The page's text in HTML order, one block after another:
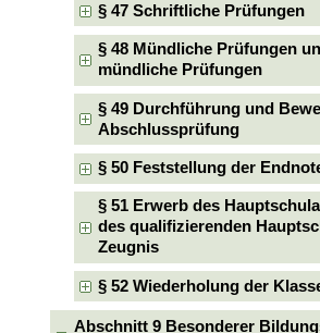
§ 47 Schriftliche Prüfungen
§ 48 Mündliche Prüfungen
mündliche Prüfungen
§ 49 Durchführung und
Abschlussprüfung
§ 50 Feststellung der
§ 51 Erwerb des
des qualifizierenden
Zeugnis
§ 52 Wiederholung der
Abschnitt 9 Besonderer